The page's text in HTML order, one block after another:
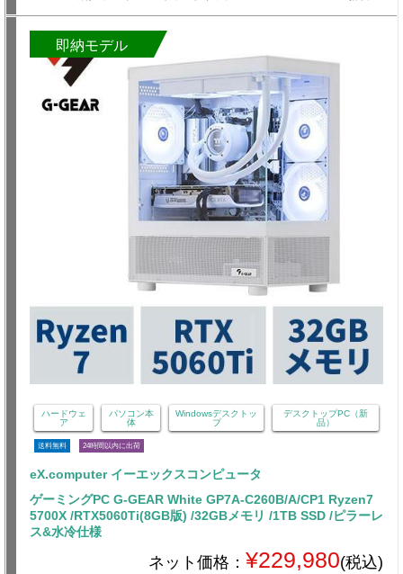
即納モデル
ハードウェ
ア
パソコン本
体
Windowsデスクトッ
プ
デスクトップPC（新
品）
送料無料 24時間以内に出荷
eX.computer イーエックスコンピュータ
ゲーミングPC G-GEAR White GP7A-C260B/A/CP1 Ryzen7
5700X /RTX5060Ti(8GB版) /32GBメモリ /1TB SSD /ピラーレ
ス&水冷仕様
ネット価格： ¥229,980(税込)